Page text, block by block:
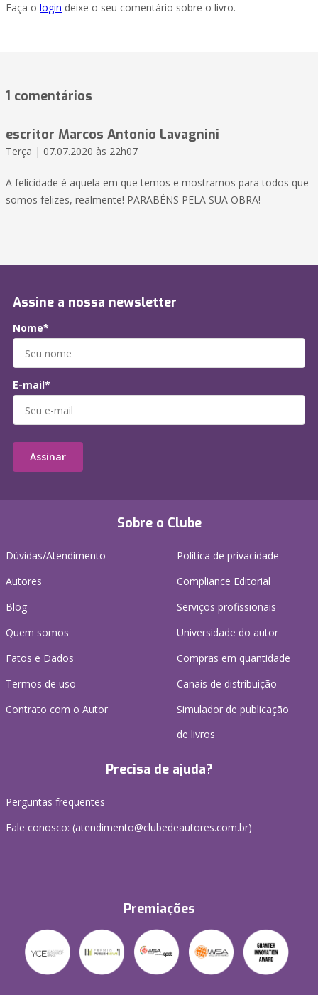
Faça o login deixe o seu comentário sobre o livro.
1 comentários
escritor Marcos Antonio Lavagnini
Terça | 07.07.2020 às 22h07
A felicidade é aquela em que temos e mostramos para todos que
somos felizes, realmente! PARABÉNS PELA SUA OBRA!
Sobre o Clube
Dúvidas/Atendimento
Autores
Blog
Quem somos
Fatos e Dados
Termos de uso
Contrato com o Autor
Política de privacidade
Compliance Editorial
Serviços profissionais
Universidade do autor
Compras em quantidade
Canais de distribuição
Simulador de publicação
de livros
Precisa de ajuda?
Perguntas frequentes
Fale conosco: (atendimento@clubedeautores.com.br)
Premiações
Assine a nossa newsletter
Nome*
E-mail*
Assinar